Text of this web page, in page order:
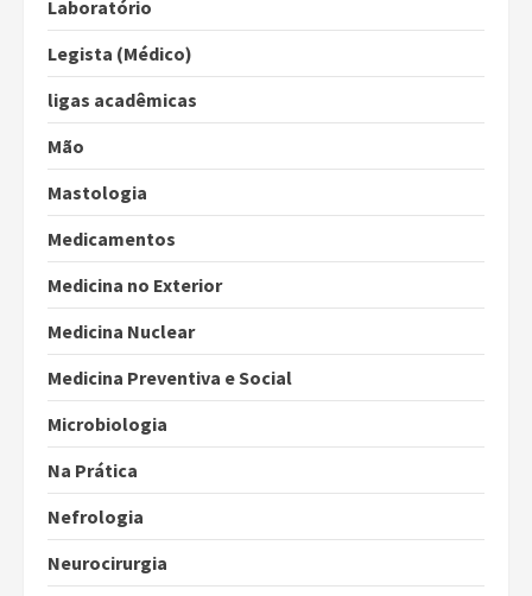
Laboratório
Legista (Médico)
ligas acadêmicas
Mão
Mastologia
Medicamentos
Medicina no Exterior
Medicina Nuclear
Medicina Preventiva e Social
Microbiologia
Na Prática
Nefrologia
Neurocirurgia